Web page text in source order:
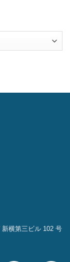
横第三ビル 102 号